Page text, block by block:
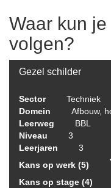
Waar kun
volgen?
Gezel schilder
Sector
Techniek
Domein
Afbouw,
Leerweg
BBL
Niveau
3
Leerjaren
3
Kans op werk (5)
Kans op stage (4)